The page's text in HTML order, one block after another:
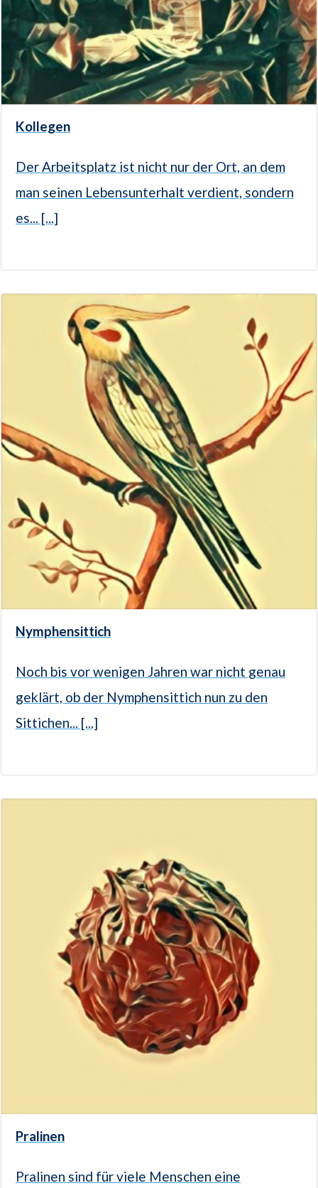
Kollegen
Der Arbeitsplatz ist nicht nur der Ort, an dem
man seinen Lebensunterhalt verdient, sondern
es... [...]
Nymphensittich
Noch bis vor wenigen Jahren war nicht genau
geklärt, ob der Nymphensittich nun zu den
Sittichen... [...]
Pralinen
Pralinen sind für viele Menschen eine